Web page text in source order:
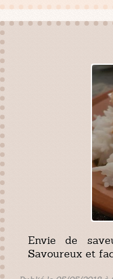
Envie de
Savoureux et